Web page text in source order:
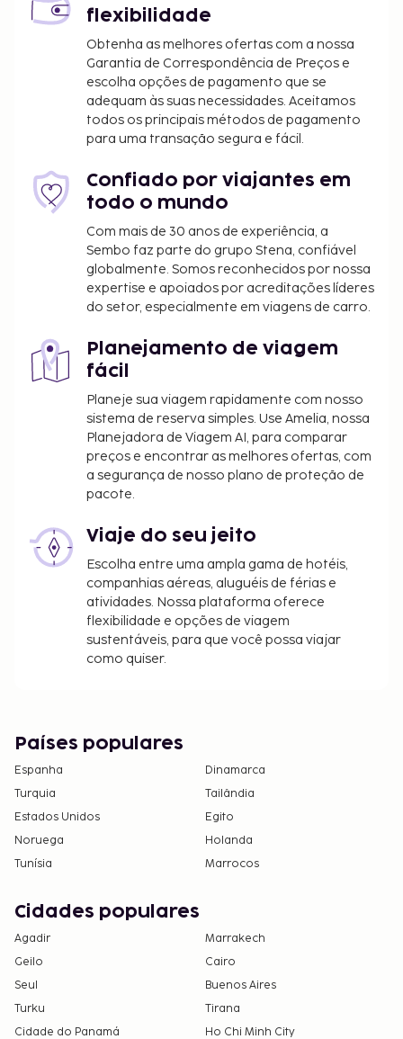
uma banheira de hidromassagem.
Estadia de animais de estimação: 32 USD
Os animais de serviço estão isentos de taxas
A lista anterior pode não estar completa. As taxas e
os depósitos podem não incluir impostos e estão
sujeitos a alterações.
As crianças não pagam quando dormem no
quarto dos pais ou tutor, utilizando a(s) cama(s)
existentes.
Disponibilização de opções de pagamento sem
numerário em todas as transações.
flexibilidade
Obtenha as melhores ofertas com a nossa
Garantia de Correspondência de Preços e
escolha opções de pagamento que se
adequam às suas necessidades. Aceitamos
todos os principais métodos de pagamento
para uma transação segura e fácil.
Confiado por viajantes em
todo o mundo
Com mais de 30 anos de experiência, a
Sembo faz parte do grupo Stena, confiável
globalmente. Somos reconhecidos por nossa
expertise e apoiados por acreditações líderes
do setor, especialmente em viagens de carro.
Planejamento de viagem
fácil
Planeje sua viagem rapidamente com nosso
sistema de reserva simples. Use Amelia, nossa
Planejadora de Viagem AI, para comparar
preços e encontrar as melhores ofertas, com
a segurança de nosso plano de proteção de
pacote.
Viaje do seu jeito
Escolha entre uma ampla gama de hotéis,
companhias aéreas, aluguéis de férias e
atividades. Nossa plataforma oferece
flexibilidade e opções de viagem
sustentáveis, para que você possa viajar
como quiser.
Países populares
Espanha
Dinamarca
Turquia
Tailândia
Estados Unidos
Egito
Noruega
Holanda
Tunísia
Marrocos
Cidades populares
Agadir
Marrakech
Geilo
Cairo
Seul
Buenos Aires
Turku
Tirana
Cidade do Panamá
Ho Chi Minh City